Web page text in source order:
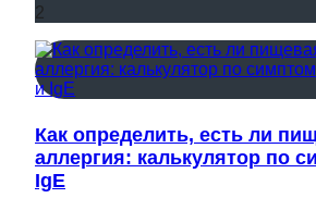
Как определить, есть ли
аллергия: калькулятор по
IgE